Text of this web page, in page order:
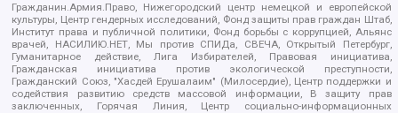
Гражданин.Армия.Право, Нижегородский центр немецкой и европейской
культуры, Центр гендерных исследований, Фонд защиты прав граждан Штаб,
Институт права и публичной политики, Фонд борьбы с коррупцией, Альянс
врачей, НАСИЛИЮ.НЕТ, Мы против СПИДа, СВЕЧА, Открытый Петербург,
Гуманитарное действие, Лига Избирателей, Правовая инициатива,
Гражданская инициатива против экологической преступности,
Гражданский Союз, "Хасдей Ерушалаим" (Милосердие), Центр поддержки и
содействия развитию средств массовой информации, В защиту прав
заключенных, Горячая Линия, Центр социально-информационных